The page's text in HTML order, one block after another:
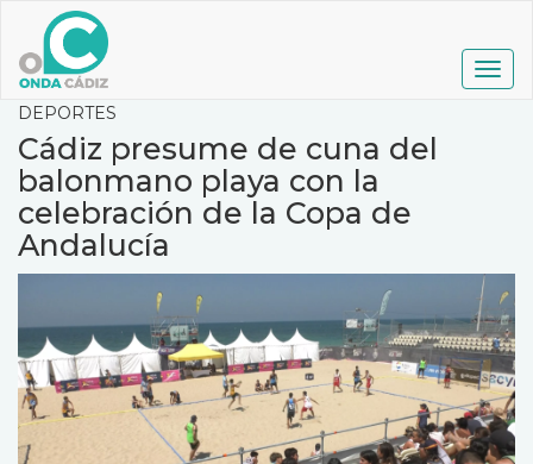
contenido
principal
DEPORTES
Cádiz presume de cuna del
balonmano playa con la
celebración de la Copa de
Andalucía